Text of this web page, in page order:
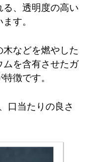
、透明度の高い
す。
などを燃やした
を含有させたガ
徴です。
口当たりの良さ